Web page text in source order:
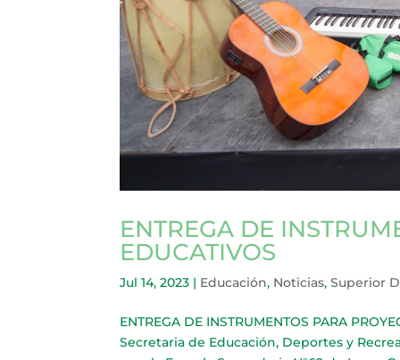
ENTREGA DE
EDUCATIVOS
Jul 14, 2023 | Educación, Noticias,Superior
ENTREGA DE INSTRUMENTOS PARA
Secretaria de Educación, Deportes y